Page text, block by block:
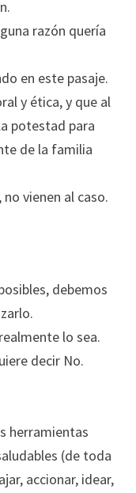
razón quería
en este pasaje.
y ética, y que al
potestad para
de la familia
vienen al caso.
debemos
lo sea.
decir No.
herramientas
(de toda
accionar, idear,